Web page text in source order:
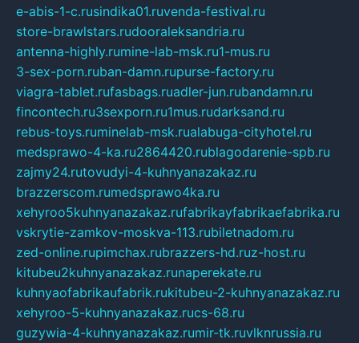
e-abis-1-c.rusindika01.ruvenda-festival.ru
store-brawlstars.rudooraleksandria.ru
antenna-highly.rumine-lab-msk.ru1-mus.ru
3-sex-porn.ruban-damn.rupurse-factory.ru
viagra-tablet.rufasbags.ruadler-jun.rubandamn.ru
fincontech.ru3sexporn.ru1mus.rudarksand.ru
rebus-toys.ruminelab-msk.rualabuga-cityhotel.ru
medsprawo-4-ka.ru2864420.rublagodarenie-spb.ru
zajmy24.rutovudyi-4-kuhnyanazakaz.ru
brazzerscom.rumedsprawo4ka.ru
xehyroo5kuhnyanazakaz.rufabrikayfabrikaefabrika.ru
vskrytie-zamkov-moskva-113.rubiletnadom.ru
zed-online.rupimchax.rubrazzers-hd.ruz-host.ru
kitubeu2kuhnyanazakaz.runaperekate.ru
kuhnyaofabrikaufabrik.rukitubeu-2-kuhnyanazakaz.ru
xehyroo-5-kuhnyanazakaz.rucs-68.ru
guzywia-4-kuhnyanazakaz.rumir-tk.ruvlknrussia.ru